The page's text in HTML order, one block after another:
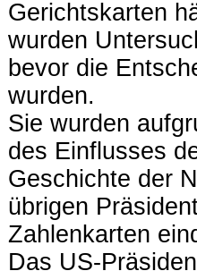
Gerichtskarten
wurden
bevor die
wurden.
Sie wurden
des Einflusses
Geschichte der
übrigen
Zahlenkarten
Das US-